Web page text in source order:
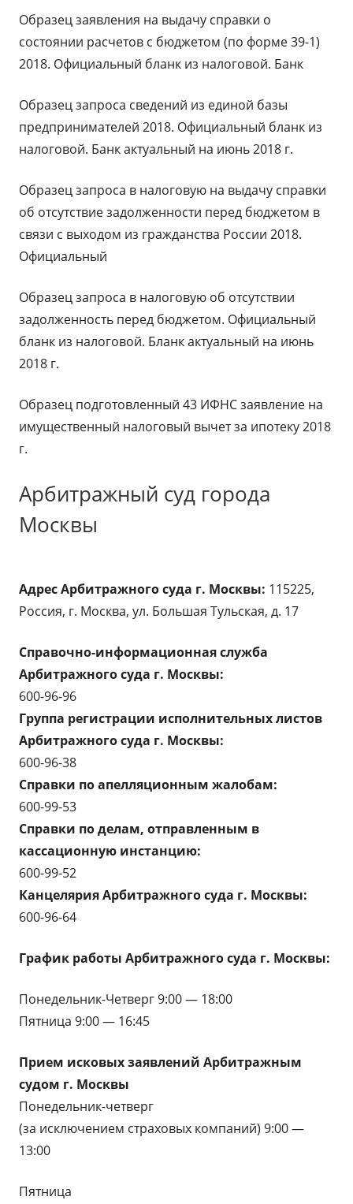
Образец заявления на выдачу справки о
состоянии расчетов с бюджетом (по форме 39-1)
2018. Официальный бланк из налоговой. Банк
Образец запроса сведений из единой базы
предпринимателей 2018. Официальный бланк из
налоговой. Банк актуальный на июнь 2018 г.
Образец запроса в налоговую на выдачу справки
об отсутствие задолженности перед бюджетом в
связи с выходом из гражданства России 2018.
Официальный
Образец запроса в налоговую об отсутствии
задолженность перед бюджетом. Официальный
бланк из налоговой. Бланк актуальный на июнь
2018 г.
Образец подготовленный 43 ИФНС заявление на
имущественный налоговый вычет за ипотеку 2018
г.
Арбитражный суд города
Москвы
Адрес Арбитражного суда г. Москвы: 115225,
Россия, г. Москва, ул. Большая Тульская, д. 17
Справочно-информационная служба
Арбитражного суда г. Москвы:
600-96-96
Группа регистрации исполнительных листов
Арбитражного суда г. Москвы:
600-96-38
Справки по апелляционным жалобам:
600-99-53
Справки по делам, отправленным в
кассационную инстанцию:
600-99-52
Канцелярия Арбитражного суда г. Москвы:
600-96-64
График работы Арбитражного суда г. Москвы:
Понедельник-Четверг 9:00 — 18:00
Пятница 9:00 — 16:45
Прием исковых заявлений Арбитражным
судом г. Москвы
Понедельник-четверг
(за исключением страховых компаний) 9:00 —
13:00
Пятница